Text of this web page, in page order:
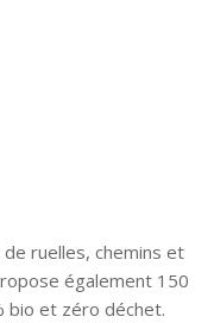
ruelles, chemins et
également 150
bio et zéro déchet.